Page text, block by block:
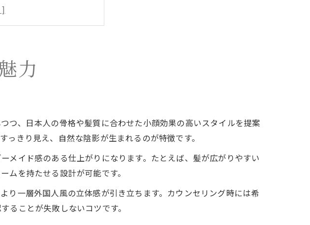
な美容室の選び方
テクニックを解説
レンド
レイヤーカット技術
美容室の特徴
カウンセリング術
最新トレンド解説
ア技術
う立体感の秘密
ラーの組み合わせ例
チュラル立体感
力
つ、日本人の骨格や髪質に合わせた小顔効果の高いスタイルを提案
きり見え、自然な陰影が生まれるのが特徴です。
メイド感のある仕上がりになります。たとえば、髪が広がりやすい
ムを持たせる設計が可能です。
り一層外国人風の立体感が引き立ちます。カウンセリング時には希
ることが失敗しないコツです。